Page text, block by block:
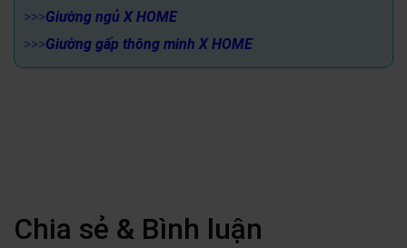
>>>Giường ngủ X HOME
>>>Giường gấp thông minh X HOME
Chia sẻ & Bình luận